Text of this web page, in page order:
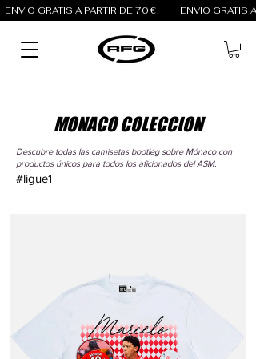
ENVÍO GRATIS A PARTIR DE 70 €
MONACO COLECCION
Descubre todas las camisetas bootleg sobre Mónaco con
productos únicos para todos los aficionados del ASM.
#ligue1